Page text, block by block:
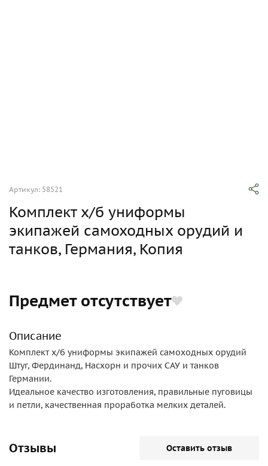
Артикул: 58521
Комплект х/б униформы
экипажей самоходных орудий и
танков, Германия, Копия
Предмет отсутствует
Описание
Комплект х/б униформы экипажей самоходных орудий
Штуг, Фердинанд, Насхорн и прочих САУ и танков
Германии.
Идеальное качество изготовления, правильные пуговицы
и петли, качественная проработка мелких деталей.
Отзывы Оставить отзыв